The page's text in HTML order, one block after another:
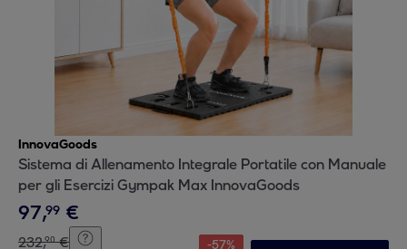
InnovaGoods
Sistema di Allenamento Integrale Portatile con Manuale
per gli Esercizi Gympak Max InnovaGoods
97,99 €
232,90 € -57%